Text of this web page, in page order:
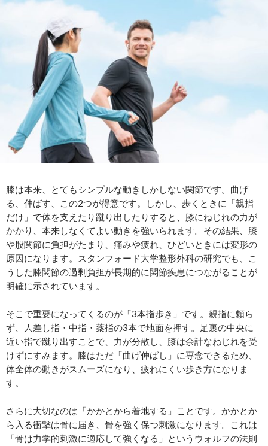
膝は本来、とてもシンプルな動きしかしない関節です。曲げ
る、伸ばす、この2つが得意です。しかし、歩くときに「親指
だけ」で体を支えたり蹴り出したりすると、膝にねじれの力が
かかり、本来しなくてよい動きを強いられます。その結果、膝
や股関節に負担がたまり、痛みや疲れ、ひどいときには変形の
原因になります。スタンフォード大学整形外科の研究でも、こ
うした膝関節の過剰負担が長期的に関節疾患につながることが
明確に示されています。
そこで重要になってくるのが「3本指歩き」です。親指に頼ら
ず、人差し指・中指・薬指の3本で地面を押す。足裏の中央に
近い指で蹴り出すことで、力が分散し、膝は余計なねじれを受
けずにすみます。膝はただ「曲げ伸ばし」に専念できるため、
体全体の動きがスムーズになり、疲れにくい歩き方になりま
す。
さらに大切なのは「かかとから着地する」ことです。かかとか
ら入る衝撃は骨に届き、骨を強く保つ刺激になります。これは
「骨は力学的刺激に適応して強くなる」というウォルフの法則